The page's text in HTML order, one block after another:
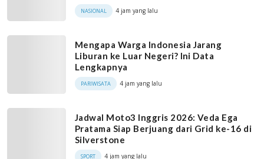
NASIONAL 4 jam yang lalu
Mengapa Warga Indonesia Jarang
Liburan ke Luar Negeri? Ini Data
Lengkapnya
PARIWISATA 4 jam yang lalu
Jadwal Moto3 Inggris 2026: Veda Ega
Pratama Siap Berjuang dari Grid ke-16 di
Silverstone
SPORT 4 jam yang lalu